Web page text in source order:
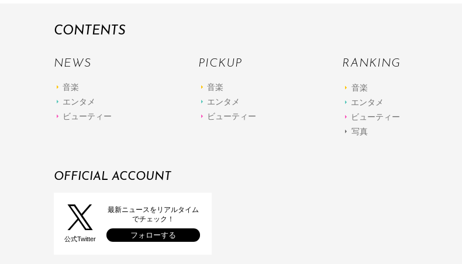
CONTENTS
NEWS
音楽
エンタメ
ビューティー
PICKUP
音楽
エンタメ
ビューティー
RANKING
音楽
エンタメ
ビューティー
写真
OFFICIAL ACCOUNT
公式Twitter
最新ニュースをリアルタイム
でチェック！
フォローする